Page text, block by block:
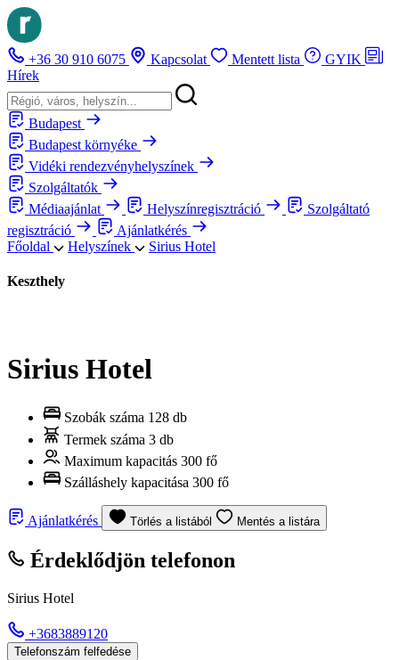
+36 30 910 6075 Kapcsolat Mentett lista
GYIK
Hírek
Budapest
Budapest környéke
Vidéki rendezvényhelyszínek
Szolgáltatók
Médiaajánlat
Helyszínregisztráció
Szolgáltató
regisztráció
Ajánlatkérés
Főoldal
Helyszínek Sirius Hotel
Keszthely
Sirius Hotel
Szobák száma 128 db
Termek száma 3 db
Maximum kapacitás 300 fő
Szálláshely kapacitása 300 fő
Ajánlatkérés Törlés a listából Mentés a listára
Érdeklődjön telefonon
Sirius Hotel
+3683889120
Telefonszám felfedése